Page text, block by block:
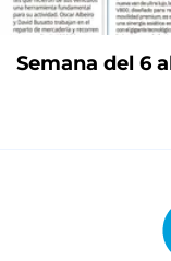
Semana del 6